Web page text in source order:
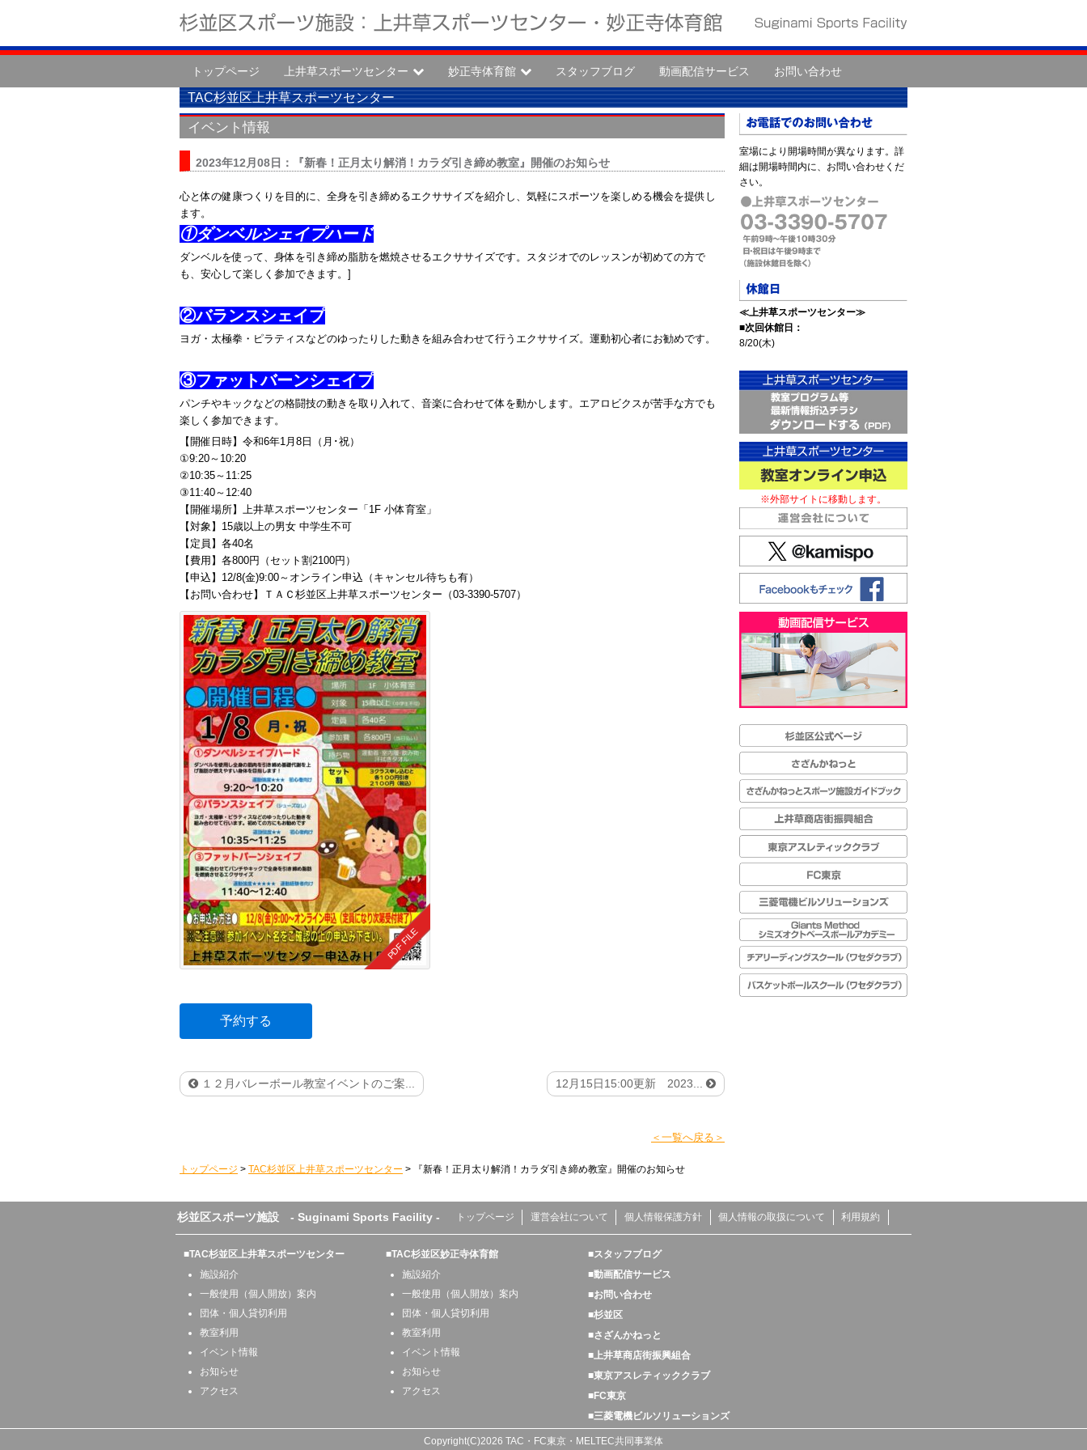
トップページ 上井草スポーツセンター 妙正寺体育館 スタッフブログ 動画配信サービス お問い合わせ
TAC杉並区上井草スポーツセンター
イベント情報
2023年12月08日：『新春！正月太り解消！カラダ引き締め教室』開催のお知らせ
心と体の健康つくりを目的に、全身を引き締めるエクササイズを紹介し、気軽にスポーツを楽しめる機会を提供し
ます。
①ダンベルシェイプハード
ダンベルを使って、身体を引き締め脂肪を燃焼させるエクササイズです。スタジオでのレッスンが初めての方で
も、安心して楽しく参加できます。]
②バランスシェイプ
ヨガ・太極拳・ピラティスなどのゆったりした動きを組み合わせて行うエクササイズ。運動初心者にお勧めです。
③ファットバーンシェイプ
パンチやキックなどの格闘技の動きを取り入れて、音楽に合わせて体を動かします。エアロビクスが苦手な方でも
楽しく参加できます。
【開催日時】令和6年1月8日（月･祝）
①9:20～10:20
②10:35～11:25
③11:40～12:40
【開催場所】上井草スポーツセンター「1F 小体育室」
【対象】15歳以上の男女 中学生不可
【定員】各40名
【費用】各800円（セット割2100円）
【申込】12/8(金)9:00～オンライン申込（キャンセル待ちも有）
【お問い合わせ】ＴＡＣ杉並区上井草スポーツセンター（03-3390-5707）
予約する
１２月バレーボール教室イベントのご案... 12月15日15:00更新 2023...
＜一覧へ戻る＞
トップページ > TAC杉並区上井草スポーツセンター > 『新春！正月太り解消！カラダ引き締め教室』開催のお知らせ
室場により開場時間が異なります。詳
細は開場時間内に、お問い合わせくだ
さい。
≪上井草スポーツセンター≫
■次回休館日：
8/20(木)
※外部サイトに移動します。
杉並区スポーツ施設 - Suginami Sports Facility - トップページ 運営会社について 個人情報保護方針 個人情報の取扱について 利用規約
■TAC杉並区上井草スポーツセンター
施設紹介
一般使用（個人開放）案内
団体・個人貸切利用
教室利用
イベント情報
お知らせ
アクセス
■TAC杉並区妙正寺体育館
施設紹介
一般使用（個人開放）案内
団体・個人貸切利用
教室利用
イベント情報
お知らせ
アクセス
■スタッフブログ
■動画配信サービス
■お問い合わせ
■杉並区
■さざんかねっと
■上井草商店街振興組合
■東京アスレティッククラブ
■FC東京
■三菱電機ビルソリューションズ
Copyright(C)2026 TAC・FC東京・MELTEC共同事業体